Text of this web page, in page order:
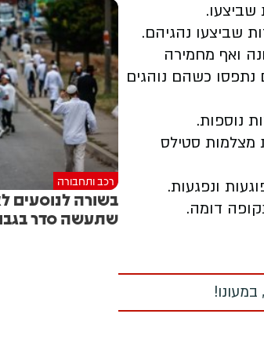
ואף מחמירה
הפגיעה בזמן תאונה ציינו במשטרה. מעל ל-800 נהגים נתפסו כשהם נוהגים
כ-850 דו"חות באמצעות מצלמות סטילס
רכב ותחבורה
בשורה
שתעשה סדר